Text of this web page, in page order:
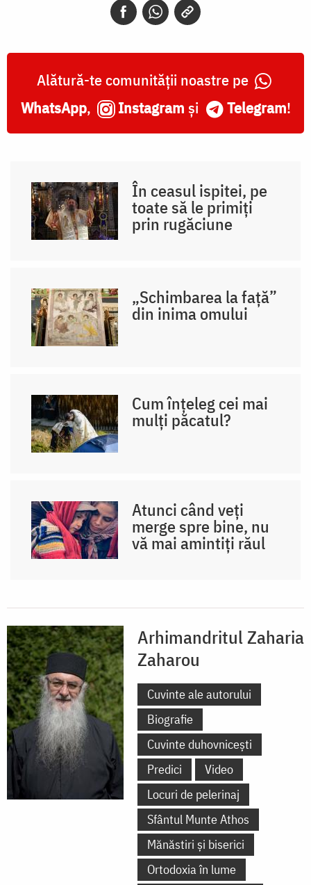
Alătură-te comunității noastre pe
WhatsApp, Instagram și Telegram!
În ceasul ispitei, pe
toate să le primiți
prin rugăciune
„Schimbarea la față”
din inima omului
Cum înțeleg cei mai
mulți păcatul?
Atunci când veți
merge spre bine, nu
vă mai amintiți răul
Arhimandritul Zaharia
Zaharou
Cuvinte ale autorului
Biografie
Cuvinte duhovnicești
Predici
Video
Locuri de pelerinaj
Sfântul Munte Athos
Mănăstiri și biserici
Ortodoxia în lume